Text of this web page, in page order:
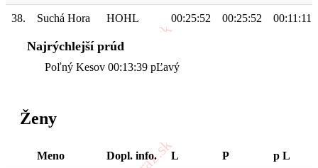
38. Suchá Hora HOHL 00:25:52 00:25:52 00:11:11
Najrýchlejší prúd
Poľný Kesov 00:13:39 pĽavý
Ženy
Meno Dopl. info. L P p L